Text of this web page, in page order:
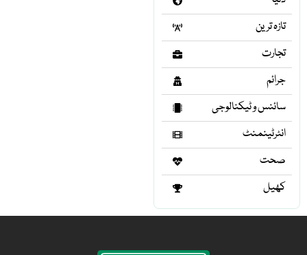
تازہ ترین
تجارت
جرائم
سائنس و ٹیکنالوجی
انٹرٹینمنٹ
صحت
کھیل